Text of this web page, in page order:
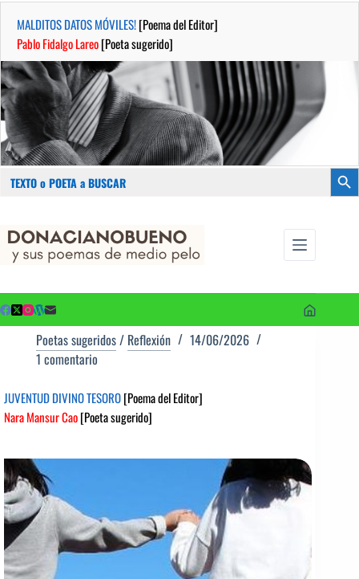
MALDITOS DATOS MÓVILES![Poema del Editor]
Pablo Fidalgo Lareo[Poeta sugerido]
contenido
Poetas sugeridos/ Reflexión
14/06/2026
1 comentario
JUVENTUD DIVINO TESORO[Poema del Editor]
Nara Mansur Cao[Poeta sugerido]